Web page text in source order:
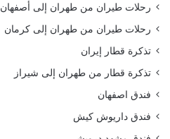
رحلات طيران من طهران إلى أصفهان
رحلات طيران من طهران إلى كرمان
تذكرة قطار إيران
تذكرة قطار من طهران إلى شيراز
فندق اصفهان
فندق داريوش كيش